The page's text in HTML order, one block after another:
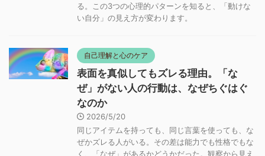
る。この3つの心理的パターンを知ると、「動けな
い自分」の見え方が変わります。
自己理解と心のケア
表面を真似してもズレる理由。「な
ぜ」がない人の行動は、なぜちぐはぐ
なのか
2026/5/20
同じアイテムを持っても、同じ言葉を使っても、な
ぜかズレる人がいる。その差は能力でも性格でもな
く、「なぜ」があるかどうかだった。観察から見え